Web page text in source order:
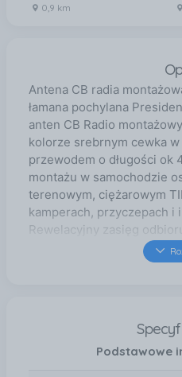
0,9 km
Antena CB radia
łamana pochylana
anten CB Radio
kolorze srebrnym cewka
przewodem o długości ok
montażu w samochodzie
terenowym, ciężarowym
kamperach, przyczepach i
Rewelacyjny zasięg
oryginał made in Europe -
dystrybucji produkt nowy
montowana na stałe (typ
karoserii lub naPodstawowe